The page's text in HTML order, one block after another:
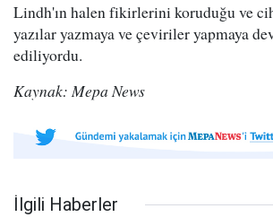
Lindh'ın halen fikirlerini koruduğu ve
yazılar yazmaya ve çeviriler yapmaya
ediliyordu.
Kaynak: Mepa News
İlgili Haberler